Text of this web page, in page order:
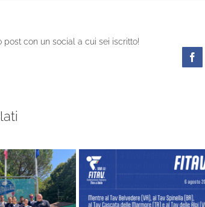
post con un social a cui sei iscritto!